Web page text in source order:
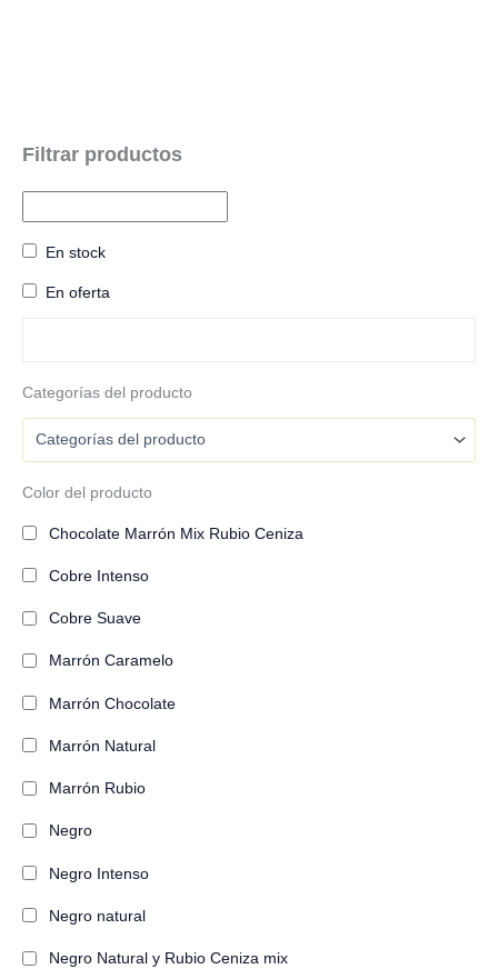
En stock
En oferta
Categorías del producto
Color del producto
Chocolate Marrón Mix Rubio Ceniza
Cobre Intenso
Cobre Suave
Marrón Caramelo
Marrón Chocolate
Marrón Natural
Marrón Rubio
Negro
Negro Intenso
Negro natural
Negro Natural y Rubio Ceniza mix